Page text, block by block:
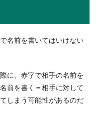
はマナー違反！食事中
出てしまうのは仕方がないこ
名前を書いてはいけない
に、赤字で相手の名前を
前を書く＝相手に対して
しまう可能性があるのだ